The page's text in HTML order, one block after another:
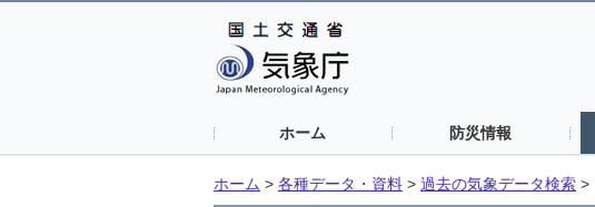
ホーム 防災情報
ホーム > 各種データ・資料 > 過去の気象データ検索 >